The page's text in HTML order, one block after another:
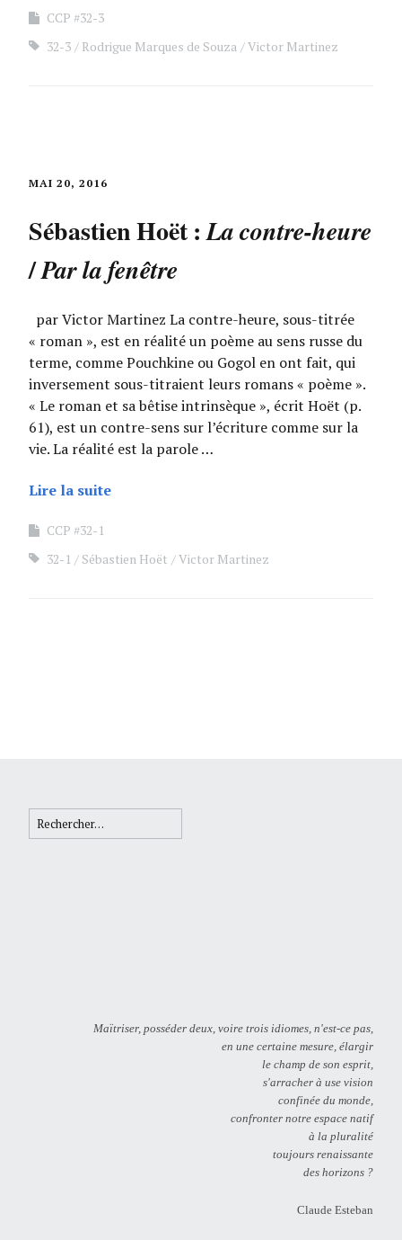
CCP #32-3
32-3
Rodrigue Marques de Souza Victor Martinez
MAI 20, 2016
Sébastien Hoët :La contre-heure
/Par la fenêtre
par Victor Martinez La contre-heure, sous-titrée
« roman », est en réalité un poème au sens russe du
terme, comme Pouchkine ou Gogol en ont fait, qui
inversement sous-titraient leurs romans « poème ».
« Le roman et sa bêtise intrinsèque », écrit Hoët (p.
61), est un contre-sens sur l’écriture comme sur la
vie. La réalité est la parole …
Lire la suite
CCP #32-1
32-1
Sébastien Hoët Victor Martinez
Rechercher :
Maïtriser, posséder deux, voire trois idiomes, n'est-ce pas,
en une certaine mesure, élargir
le champ de son esprit,
s'arracher à use vision
confinée du monde,
confronter notre espace natif
à la pluralité
toujours renaissante
des horizons ?
Claude Esteban